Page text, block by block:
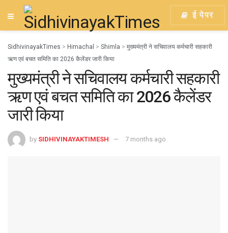
ई पेपर
SidhivinayakTimes > Himachal > Shimla > मुख्यमंत्री ने सचिवालय कर्मचारी सहकारी
ऋण एवं बचत समिति का 2026 कैलेंडर जारी किया
मुख्यमंत्री ने सचिवालय कर्मचारी सहकारी
ऋण एवं बचत समिति का 2026 कैलेंडर
जारी किया
by SIDHIVINAYAKTIMESH 7 months ago